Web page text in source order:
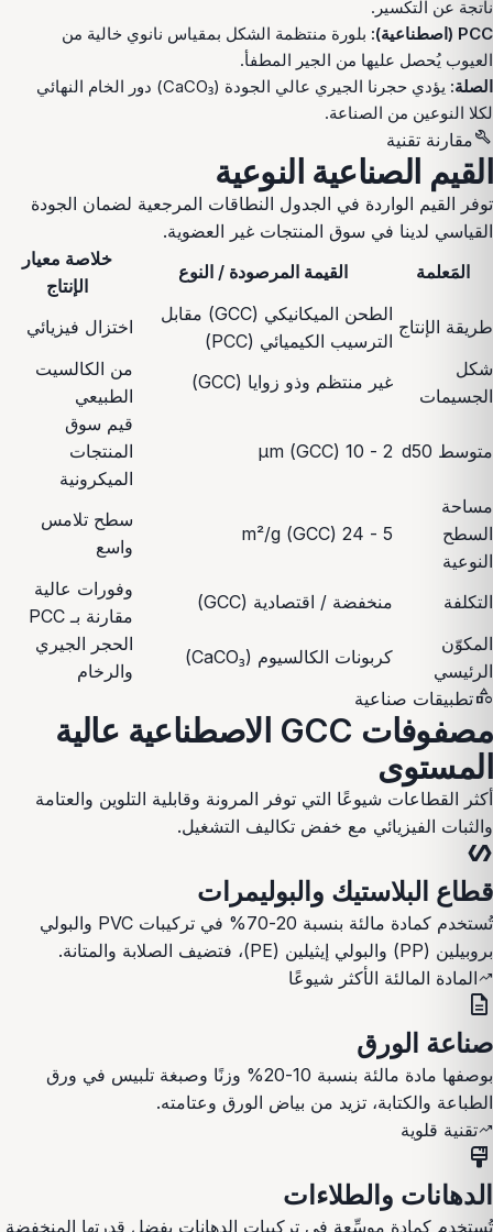
ناتجة عن التكسير.
PCC (اصطناعية):
بلورة منتظمة الشكل بمقياس نانوي خالية من
العيوب يُحصل عليها من الجير المطفأ.
الصلة:
يؤدي حجرنا الجيري عالي الجودة (CaCO₃) دور الخام النهائي
لكلا النوعين من الصناعة.
buildمقارنة تقنية
القيم الصناعية النوعية
توفر القيم الواردة في الجدول النطاقات المرجعية لضمان الجودة
القياسي لدينا في سوق المنتجات غير العضوية.
المَعلمة
القيمة المرصودة / النوع
خلاصة معيار
الإنتاج
طريقة الإنتاج
الطحن الميكانيكي (GCC) مقابل
الترسيب الكيميائي (PCC)
اختزال فيزيائي
شكل
الجسيمات
غير منتظم وذو زوايا (GCC)
من الكالسيت
الطبيعي
متوسط d50 2 - 10 µm (GCC)
قيم سوق
المنتجات
الميكرونية
مساحة
السطح
النوعية
5 - 24 m²/g (GCC)
سطح تلامس
واسع
التكلفة منخفضة / اقتصادية (GCC)
وفورات عالية
مقارنة بـ PCC
المكوّن
الرئيسي
كربونات الكالسيوم (CaCO₃)
الحجر الجيري
والرخام
categoryتطبيقات صناعية
مصفوفات GCC الاصطناعية عالية
المستوى
أكثر القطاعات شيوعًا التي توفر المرونة وقابلية التلوين والعتامة
والثبات الفيزيائي مع خفض تكاليف التشغيل.
polymer
قطاع البلاستيك والبوليمرات
تُستخدم كمادة مالئة بنسبة 20-70% في تركيبات PVC والبولي
بروبيلين (PP) والبولي إيثيلين (PE)، فتضيف الصلابة والمتانة.
trending_upالمادة المالئة الأكثر شيوعًا
description
صناعة الورق
بوصفها مادة مالئة بنسبة 10-20% وزنًا وصبغة تلبيس في ورق
الطباعة والكتابة، تزيد من بياض الورق وعتامته.
trending_upتقنية قلوية
format_paint
الدهانات والطلاءات
تُستخدم كمادة موسِّعة في تركيبات الدهانات بفضل قدرتها المنخفضة